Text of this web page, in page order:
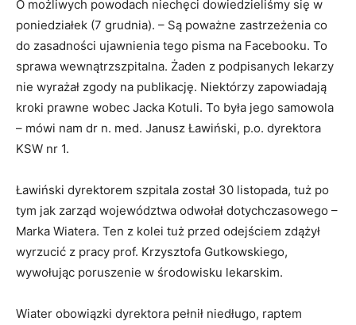
O możliwych powodach niechęci dowiedzieliśmy się w
poniedziałek (7 grudnia). – Są poważne zastrzeżenia co
do zasadności ujawnienia tego pisma na Facebooku. To
sprawa wewnątrzszpitalna. Żaden z podpisanych lekarzy
nie wyrażał zgody na publikację. Niektórzy zapowiadają
kroki prawne wobec Jacka Kotuli. To była jego samowola
– mówi nam dr n. med. Janusz Ławiński, p.o. dyrektora
KSW nr 1.
Ławiński dyrektorem szpitala został 30 listopada, tuż po
tym jak zarząd województwa odwołał dotychczasowego –
Marka Wiatera. Ten z kolei tuż przed odejściem zdążył
wyrzucić z pracy prof. Krzysztofa Gutkowskiego,
wywołując poruszenie w środowisku lekarskim.
Wiater obowiązki dyrektora pełnił niedługo, raptem